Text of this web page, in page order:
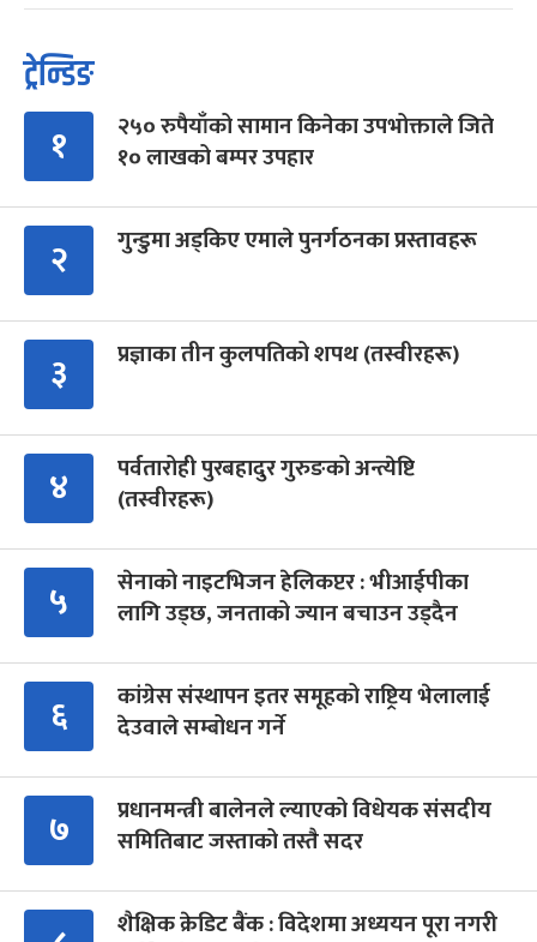
ट्रेन्डिङ
१
२५० रुपैयाँको सामान किनेका उपभोक्ताले जिते
१० लाखको बम्पर उपहार
२ गुन्डुमा अड्किए एमाले पुनर्गठनका प्रस्तावहरू
३ प्रज्ञाका तीन कुलपतिको शपथ (तस्वीरहरू)
४
पर्वतारोही पुरबहादुर गुरुङको अन्त्येष्टि
(तस्वीरहरू)
५
सेनाको नाइटभिजन हेलिकप्टर : भीआईपीका
लागि उड्छ, जनताको ज्यान बचाउन उड्दैन
६
कांग्रेस संस्थापन इतर समूहको राष्ट्रिय भेलालाई
देउवाले सम्बोधन गर्ने
७
प्रधानमन्त्री बालेनले ल्याएको विधेयक संसदीय
समितिबाट जस्ताको तस्तै सदर
शैक्षिक क्रेडिट बैंक : विदेशमा अध्ययन पूरा नगरी